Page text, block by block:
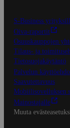
S-Business
Oiva-raportit
Osuuskauppojen
Tilaus- ja
Tietosuojakäytäntö
Palvelun
Saavutettavuus
Mobiilisovelluksen
Mainostajalle
Muuta